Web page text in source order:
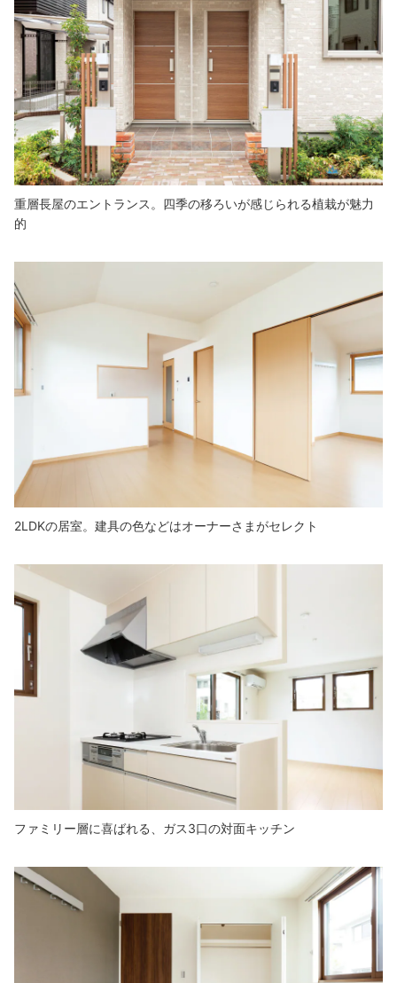
重層長屋のエントランス。四季の移ろいが感じられる植栽が魅力
的
2LDKの居室。建具の色などはオーナーさまがセレクト
ファミリー層に喜ばれる、ガス3口の対面キッチン